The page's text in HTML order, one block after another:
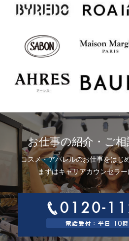
お仕事の紹介・ご
コスメ・アパレルのお仕事をはじ
まずはキャリアカウンセラ